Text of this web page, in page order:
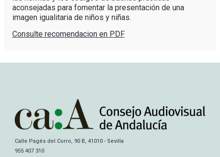
aconsejadas para fomentar la presentación de una
imagen igualitaria de niños y niñas.
Consulte recomendacion en PDF
Calle Pagés del Corro, 90 B, 41010 - Sevilla
955 407 310